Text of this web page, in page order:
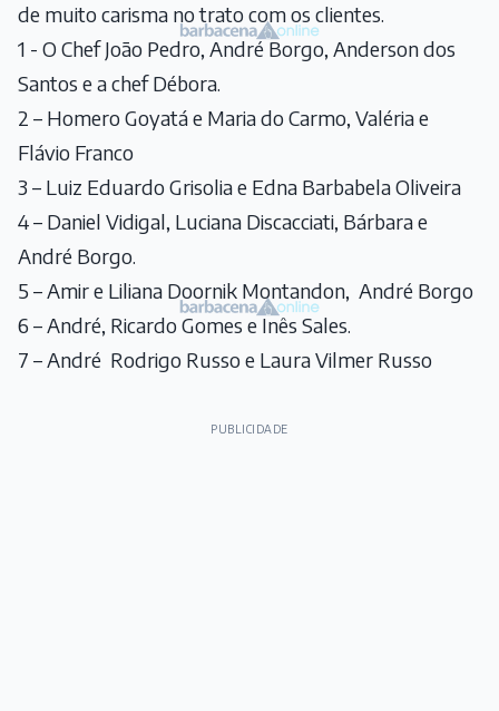
de muito carisma no trato com os clientes.
1 - O Chef João Pedro, André Borgo, Anderson dos
Santos e a chef Débora.
2 – Homero Goyatá e Maria do Carmo, Valéria e
Flávio Franco
3 – Luiz Eduardo Grisolia e Edna Barbabela Oliveira
4 – Daniel Vidigal, Luciana Discacciati, Bárbara e
André Borgo.
5 – Amir e Liliana Doornik Montandon, André Borgo
6 – André, Ricardo Gomes e Inês Sales.
7 – André Rodrigo Russo e Laura Vilmer Russo
PUBLICIDADE